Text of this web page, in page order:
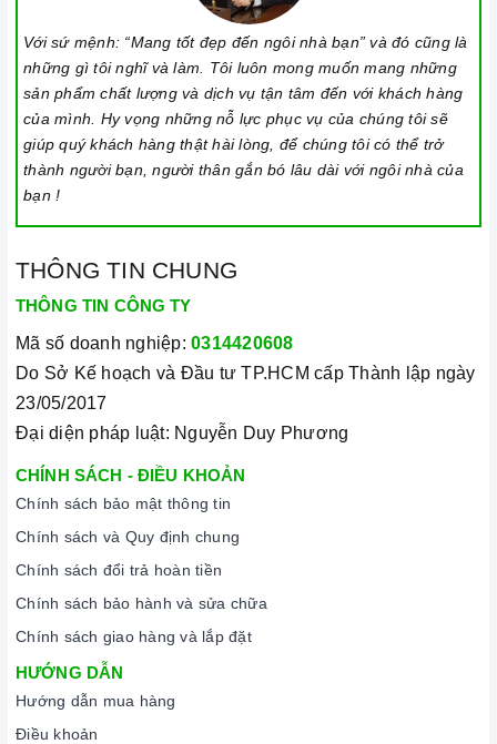
giây cho đến khi có tín hiệu thông báo.
Lưu ý vệ sinh và bảo quản bếp
Luôn dùng khăn mềm và khô để vệ sinh mặt bếp, chú ý lau
thật nhẹ để tránh làm trầy xước mặt bếp.
Đối với các vết bẩn cứng đầu, có thể dùng giấy ướt hoặc chất
tẩy rửa chuyên dụng để lau mặt bếp.
Lưu ý chỉ nên thực hiện việc này khi bếp đã nguội và cách xa
thời gian nấu nướng để đảm bảo an toàn.
Khi không sử dụng, nên cất giữ cẩn thận và bảo quản mặt
Thường xuyên lau chùi bếp và giữ vệ sinh sạch sẽ để đảm
bảo tuổi thọ của bếp.
3. Tại sao nên chọn mua sản phẩm tại Home Best?
Cam kết hàng chính hãng:
phẩm chính hãng 100%, có nguồn gốc, xuất xứ và chứng từ
rõ ràng.
Chế độ hỗ trợ bảo hành linh hoạt:
lắp đặt, chế độ bảo hành chính hãng, hậu mãi chuyên
nghiệp, đảm bảo rằng quý khách sẽ có trải nghiệm tuyệt vời
sản phẩm.
Với sứ mệnh: “Mang tốt đẹp đến ngôi nhà bạn” và đó cũng là
những gì tôi nghĩ và làm. Tôi luôn mong muốn mang những
sản phẩm chất lượng và dịch vụ tận tâm đến với khách hàng
của mình. Hy vọng những nỗ lực phục vụ của chúng tôi sẽ
giúp quý khách hàng thật hài lòng, để chúng tôi có thể trở
thành người bạn, người thân gắn bó lâu dài với ngôi nhà của
bạn !
THÔNG TIN CHUNG
THÔNG TIN CÔNG TY
Mã số doanh nghiệp: 0314420608
Do Sở Kế hoạch và Đầu tư TP.HCM cấp Thành lập ngày
23/05/2017
Đại diện pháp luật: Nguyễn Duy Phương
CHÍNH SÁCH - ĐIỀU KHOẢN
Chính sách bảo mật thông tin
Chính sách và Quy định chung
Chính sách đổi trả hoàn tiền
Chính sách bảo hành và sửa chữa
Chính sách giao hàng và lắp đặt
HƯỚNG DẪN
Hướng dẫn mua hàng
Điều khoản